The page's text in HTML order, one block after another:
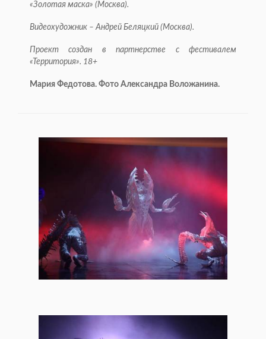
«Золотая маска» (Москва).
Видеохудожник – Андрей Беляцкий (Москва).
Проект создан в партнерстве с фестивалем
«Территория». 18+
Мария Федотова. Фото Александра Воложанина.